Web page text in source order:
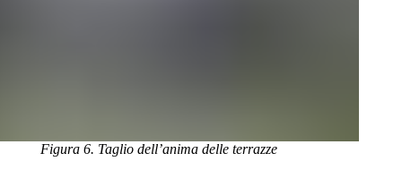
Figura 6. Taglio dell’anima delle terrazze